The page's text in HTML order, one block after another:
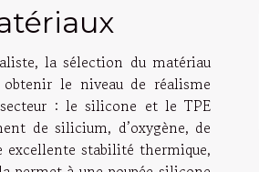
la sélection du matériau
le niveau de réalisme
: le silicone et le TPE
de silicium, d’oxygène, de
excellente stabilité thermique,